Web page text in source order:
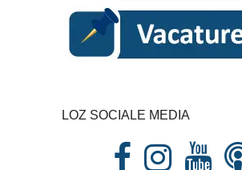
LOZ SOCIALE MEDIA